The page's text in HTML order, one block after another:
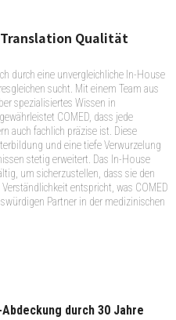
Qualität
durch eine unvergleichliche In-House
sucht. Mit einem Team aus
spezialisiertes Wissen in
COMED, dass jede
auch fachlich präzise ist. Diese
und eine tiefe Verwurzelung
stetig erweitert. Das In-House
um sicherzustellen, dass sie den
entspricht, was COMED
Partner in der medizinischen
durch 30 Jahre